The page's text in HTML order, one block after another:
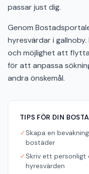
passar just dig.
Genom
hyresvärdar i
och möjlighet att
för att anpassa
andra önskemål.
TIPS FÖR DIN
✓Skapa en
bostäder
✓Skriv ett personligt
hyresvärden